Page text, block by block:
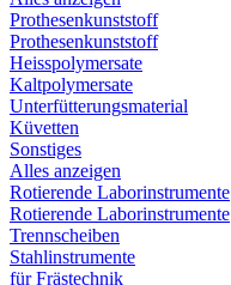
Prothesenkunststoff
Prothesenkunststoff
Heisspolymersate
Kaltpolymersate
Unterfütterungsmaterial
Küvetten
Sonstiges
Alles anzeigen
Rotierende Laborinstrumente
Rotierende Laborinstrumente
Trennscheiben
Stahlinstrumente
für Frästechnik